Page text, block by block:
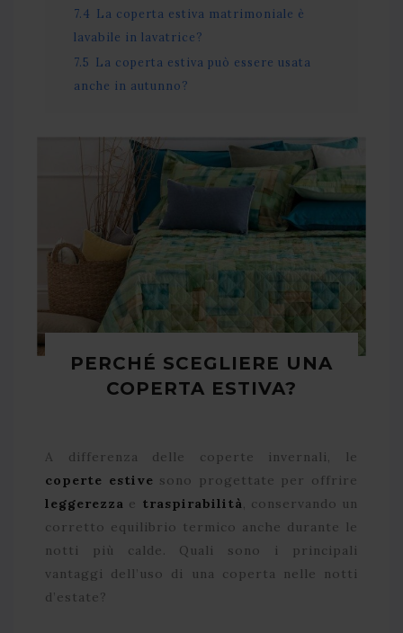
7.4 La coperta estiva matrimoniale è
lavabile in lavatrice?
7.5 La coperta estiva può essere usata
anche in autunno?
PERCHÉ SCEGLIERE UNA
COPERTA ESTIVA?
A differenza delle coperte invernali, le
coperte estive sono progettate per offrire
leggerezza e traspirabilità, conservando un
corretto equilibrio termico anche durante le
notti più calde. Quali sono i principali
vantaggi dell’uso di una coperta nelle notti
d’estate?